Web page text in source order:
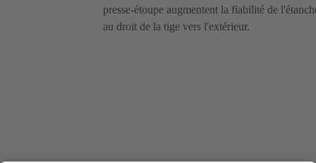
presse-étoupe augmentent la fiabilité de
au droit de la tige vers l'extérieur.